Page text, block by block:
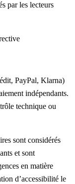
par les lecteurs
PayPal, Klarna)
indépendants.
technique ou
sont considérés
et sont
en matière
d’accessibilité le